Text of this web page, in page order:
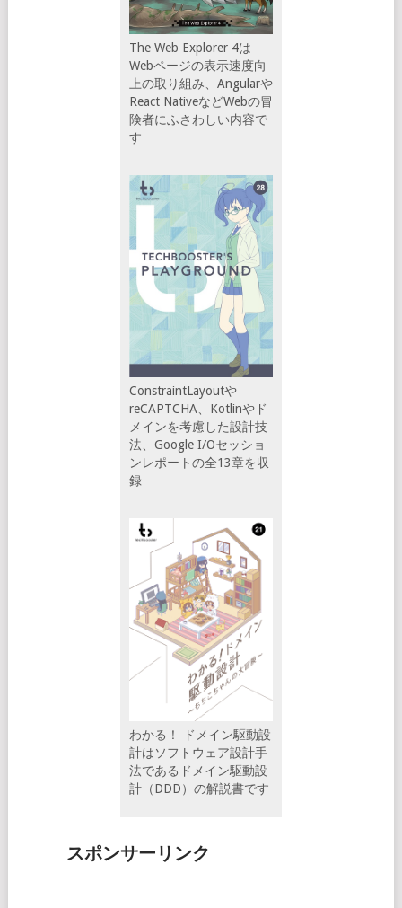
The Web Explorer 4は
Webページの表示速度向
上の取り組み、Angularや
React NativeなどWebの冒
険者にふさわしい内容で
す
ConstraintLayoutや
reCAPTCHA、Kotlinやド
メインを考慮した設計技
法、Google I/Oセッショ
ンレポートの全13章を収
録
わかる！ ドメイン駆動設
計はソフトウェア設計手
法であるドメイン駆動設
計（DDD）の解説書です
スポンサーリンク